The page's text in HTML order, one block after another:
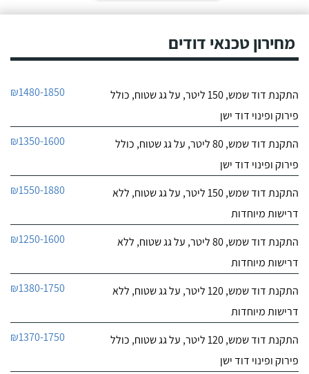
היה לארג' והשאיר נקי
שביט דודי שמש וחשמל בע"מ
לפרטי העסק
דודי שמש" שירות טוב,
חייג עכשיו
מחירון טכנאי דודים
התקנת דוד שמש, 150 ליטר, על גג שטוח, כולל
פירוק ופינוי דוד ישן
₪1480-1850
התקנת דוד שמש, 80 ליטר, על גג שטוח, כולל
פירוק ופינוי דוד ישן
₪1350-1600
התקנת דוד שמש, 150 ליטר, על גג שטוח, ללא
דרישות מיוחדות
₪1550-1880
התקנת דוד שמש, 80 ליטר, על גג שטוח, ללא
דרישות מיוחדות
₪1250-1600
התקנת דוד שמש, 120 ליטר, על גג שטוח, ללא
דרישות מיוחדות
₪1380-1750
התקנת דוד שמש, 120 ליטר, על גג שטוח, כולל
פירוק ופינוי דוד ישן
₪1370-1750